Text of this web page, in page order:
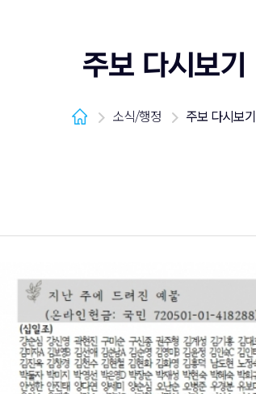
주보 다시보기
소식/행정 주보 다시보기